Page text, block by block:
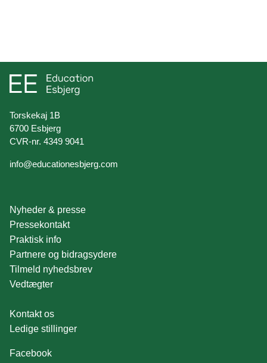
Torskekaj 1B
6700 Esbjerg
CVR-nr. 4349 9041
info@educationesbjerg.com
Nyheder & presse
Pressekontakt
Praktisk info
Partnere og bidragsydere
Tilmeld nyhedsbrev
Vedtægter
Kontakt os
Ledige stillinger
Facebook